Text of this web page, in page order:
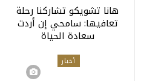
هانا تشويكو تشاركنا رحلة
تعافيها: سامحي إن أردت
سعادة الحياة
أخبار